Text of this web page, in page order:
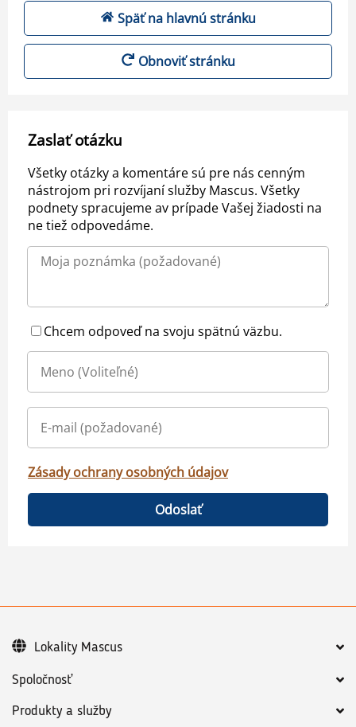
Späť na hlavnú stránku
Obnoviť stránku
Zaslať otázku
Všetky otázky a komentáre sú pre nás cenným
nástrojom pri rozvíjaní služby Mascus. Všetky
podnety spracujeme av prípade Vašej žiadosti na
ne tiež odpovedáme.
Chcem odpoveď na svoju spätnú väzbu.
Zásady ochrany osobných údajov
Odoslať
Spoločnosť
Produkty a služby
Lokality Mascus